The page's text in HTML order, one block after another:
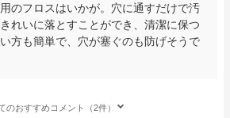
のフロスはいかが。穴に通すだけで汚
れいに落とすことができ、清潔に保つ
方も簡単で、穴が塞ぐのも防げそうで
のおすすめコメント（2件）